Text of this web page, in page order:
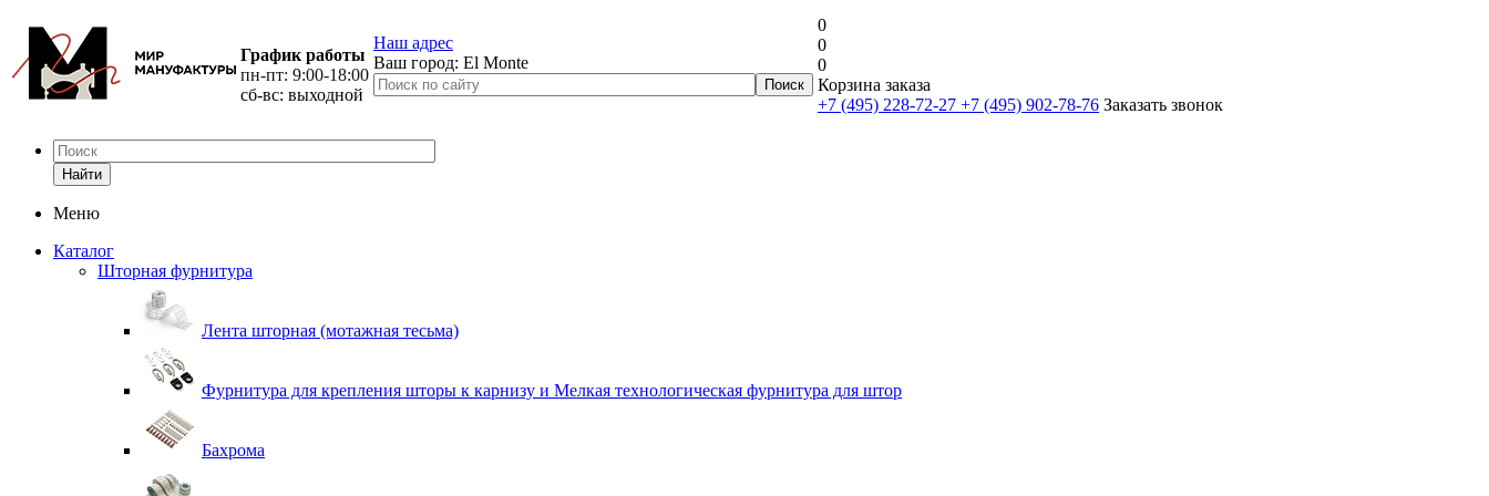
График работы
пн-пт: 9:00-18:00
сб-вс: выходной
Наш адрес
Ваш город: El Monte
0
0
0
Корзина заказа
+7 (495) 228-72-27 +7 (495) 902-78-76 Заказать звонок
Найти
Меню
Каталог
Шторная фурнитура
Лента шторная (мотажная тесьма)
Фурнитура для крепления шторы к карнизу и Мелкая технологическая фурнитура для штор
Бахрома